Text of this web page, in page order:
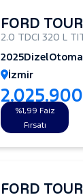
FORD
2.0 TDCI 320 L
2025Dizel
İzmir
%1,99 Faiz
Fırsatı
FORD